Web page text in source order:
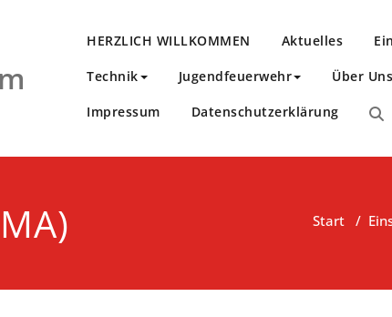
HERZLICH WILLKOMMEN Aktuelles
Technik Jugendfeuerwehr Über Uns
Impressum Datenschutzerklärung
Start /